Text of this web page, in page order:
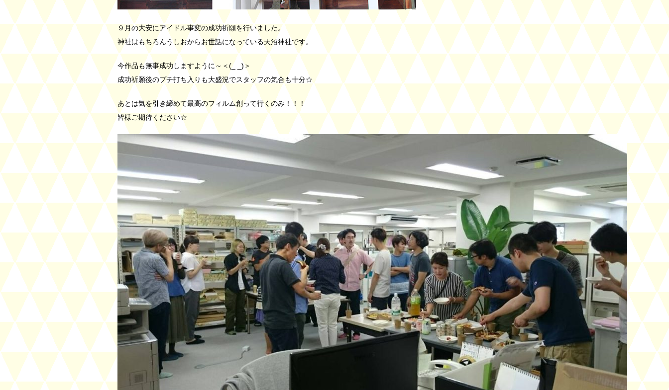
９月の大安にアイドル事変の成功祈願を行いました。
神社はもちろんうしおからお世話になっている天沼神社です。
今作品も無事成功しますように～＜(_ _)＞
成功祈願後のプチ打ち入りも大盛況でスタッフの気合も十分☆
あとは気を引き締めて最高のフィルム創って行くのみ！！！
皆様ご期待ください☆